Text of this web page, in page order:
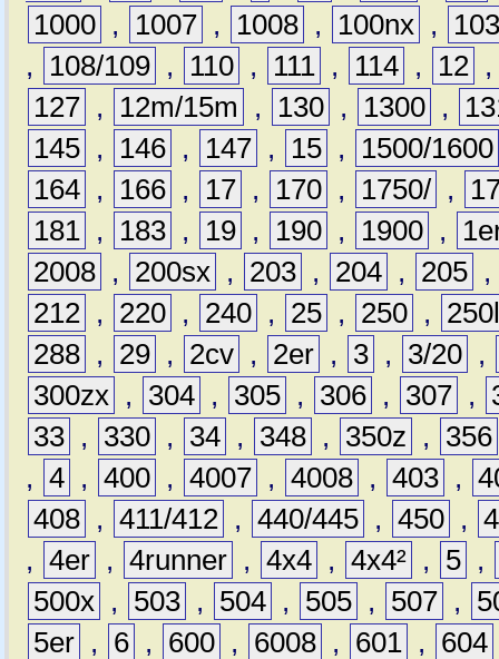
1000 , 1007 , 1008 , 100nx ,
,
108/109 , 110 , 111 , 114 , 12
127 , 12m/15m , 130 , 1300 ,
145 , 146 , 147 , 15 ,
1500/1600
164 , 166 , 17 , 170 , 1750/ ,
181 , 183 , 19 , 190 , 1900 ,
2008 , 200sx , 203 , 204 , 205 ,
212 , 220 , 240 , 25 , 250 ,
288 , 29 , 2cv , 2er , 3 , 3/20 ,
300zx , 304 , 305 , 306 , 307 ,
33 , 330 , 34 , 348 , 350z ,
356
, 4 , 400 , 4007 , 4008 , 403 ,
408 , 411/412 , 440/445 , 450 ,
, 4er , 4runner , 4x4 , 4x4² , 5 ,
500x , 503 , 504 , 505 , 507 ,
5er , 6 , 600 , 6008 , 601 , 604